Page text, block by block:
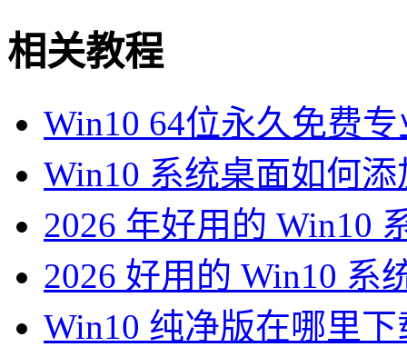
相关教程
Win10 64位永久免费
Win10 系统桌面如何
2026 年好用的 Win10
2026 好用的 Win10 系
Win10 纯净版在哪里